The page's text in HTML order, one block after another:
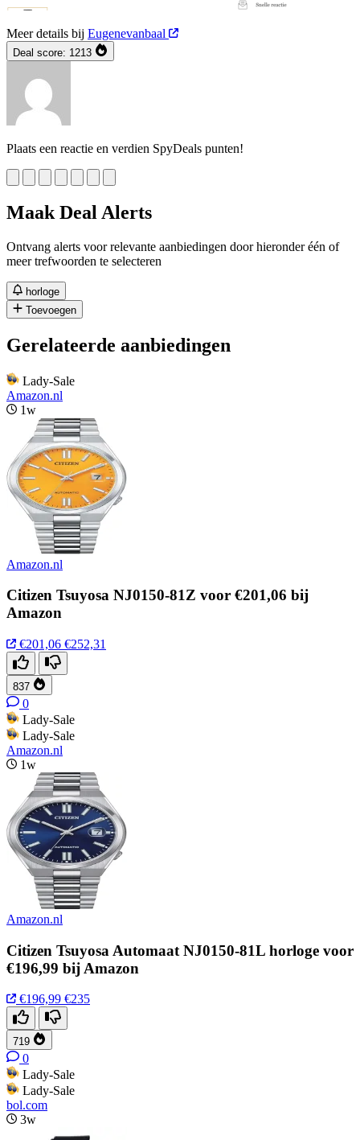
Meer details bij Eugenevanbaal
Deal score: 1213
Plaats een reactie en verdien SpyDeals punten!
Maak Deal Alerts
Ontvang alerts voor relevante aanbiedingen door hieronder één of
meer trefwoorden te selecteren
horloge
Toevoegen
Gerelateerde aanbiedingen
Lady-Sale
Amazon.nl
1w
Amazon.nl
Citizen Tsuyosa NJ0150-81Z voor €201,06 bij
Amazon
€201,06 €252,31
837
0
Lady-Sale
Lady-Sale
Amazon.nl
1w
Amazon.nl
Citizen Tsuyosa Automaat NJ0150-81L horloge voor
€196,99 bij Amazon
€196,99 €235
719
0
Lady-Sale
Lady-Sale
bol.com
3w